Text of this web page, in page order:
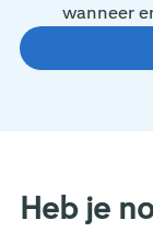
wanneer
Heb je